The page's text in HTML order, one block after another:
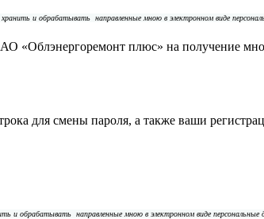
хранить и обрабатывать направленные мною в электронном виде
АО «Облэнергоремонт плюс» на получение
для смены пароля, а также ваши
и обрабатывать направленные мною в электронном виде персональные